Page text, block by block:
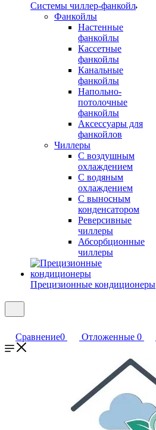
Системы чиллер-фанкойл
Фанкойлы
Настенные
фанкойлы
Кассетные
фанкойлы
Канальные
фанкойлы
Напольно-
потолочные
фанкойлы
Аксессуары для
фанкойлов
Чиллеры
С воздушным
охлаждением
С водяным
охлаждением
С выносным
конденсатором
Реверсивные
чиллеры
Абсорбционные
чиллеры
Прецизионные кондиционеры
Сравнение0 Отложенные 0